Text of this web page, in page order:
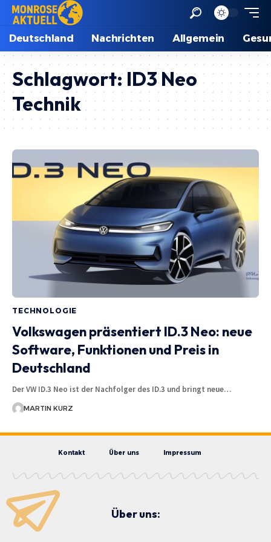
Deutschland Nachrichten Allgemein
Schlagwort: ID3 Neo
Technik
TECHNOLOGIE
Volkswagen präsentiert ID.3 Neo: neue
Software, Funktionen und Preis in
Deutschland
Der VW ID.3 Neo ist der Nachfolger des ID.3 und bringt neue…
MARTIN KURZ
Kontakt Über uns Impressum
Über uns: